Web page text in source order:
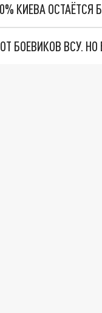
КИЕВА ОСТАЁТСЯ
БОЕВИКОВ ВСУ.